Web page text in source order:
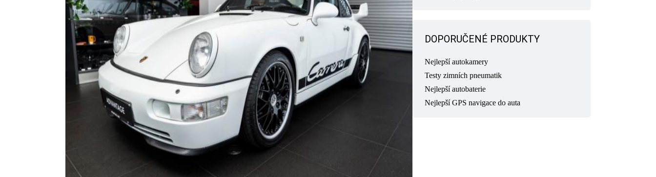
DOPORUČENÉ PRODUKTY
Nejlepší autokamery
Testy zimních pneumatik
Nejlepší autobaterie
Nejlepší GPS navigace do auta